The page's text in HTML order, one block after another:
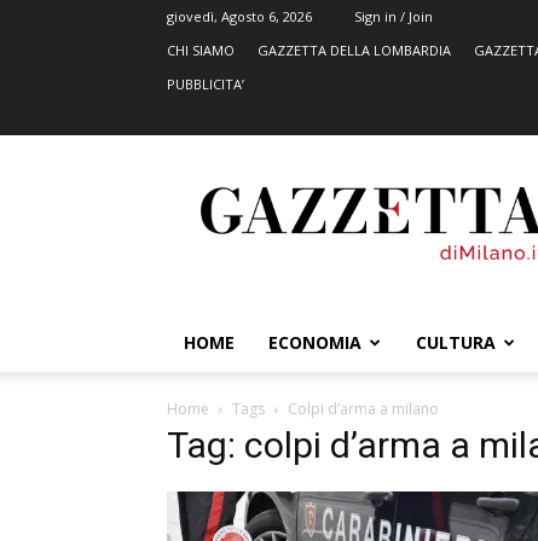
giovedì, Agosto 6, 2026
Sign in / Join
CHI SIAMO
GAZZETTA DELLA LOMBARDIA
PUBBLICITA’
HOME ECONOMIA CULTURA
Home Tags Colpi d’arma a milano
Tag: colpi d’arma a